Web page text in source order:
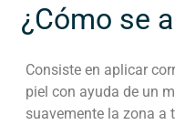
¿Cómo se
Consiste en aplicar
piel con ayuda de un
suavemente la zona a